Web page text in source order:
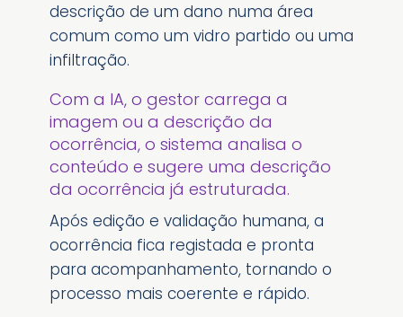
descrição de um dano numa área
comum como um vidro partido ou uma
infiltração.
Com a IA, o gestor carrega a
imagem ou a descrição da
ocorrência, o sistema analisa o
conteúdo e sugere uma descrição
da ocorrência já estruturada.
Após edição e validação humana, a
ocorrência fica registada e pronta
para acompanhamento, tornando o
processo mais coerente e rápido.